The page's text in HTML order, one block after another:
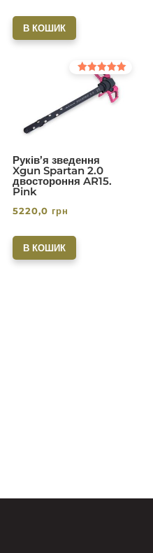
В КОШИК
Руків’я зведення
Xgun Spartan 2.0
двостороння AR15.
Pink
Оцінено в
з 5
5220,0 грн
В КОШИК